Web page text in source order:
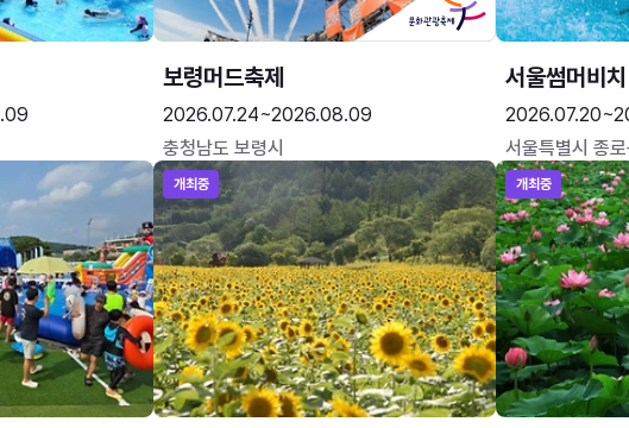
보령머드축제
2026.07.24~2026.08.09
충청남도 보령시
서울썸머비치
서울특별시 종
개최중 개최중